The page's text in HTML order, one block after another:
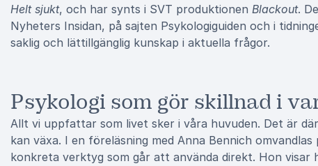
Helt sjukt, och har synts i SVT produktionen Blackout.
Nyheters Insidan, på sajten Psykologiguiden och i
saklig och lättillgänglig kunskap i aktuella frågor.
Psykologi som gör skillnad i
Allt vi uppfattar som livet sker i våra huvuden. Det är
kan växa. I en föreläsning med Anna Bennich
konkreta verktyg som går att använda direkt. Hon